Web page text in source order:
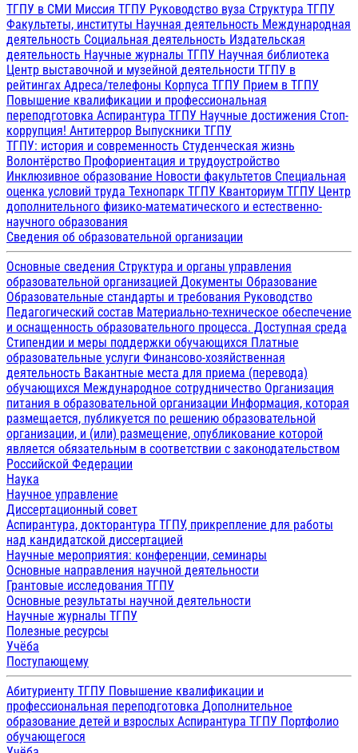
ТГПУ в СМИ Миссия ТГПУ Руководство вуза Структура ТГПУ
Факультеты, институты Научная деятельность Международная
деятельность Социальная деятельность Издательская
деятельность Научные журналы ТГПУ Научная библиотека
Центр выставочной и музейной деятельности ТГПУ в
рейтингах Адреса/телефоны Корпуса ТГПУ Прием в ТГПУ
Повышение квалификации и профессиональная
переподготовка Аспирантура ТГПУ Научные достижения Стоп-
коррупция! Антитеррор Выпускники ТГПУ
ТГПУ: история и современность Студенческая жизнь
Волонтёрство Профориентация и трудоустройство
Инклюзивное образование Новости факультетов Специальная
оценка условий труда Технопарк ТГПУ Кванториум ТГПУ Центр
дополнительного физико-математического и естественно-
научного образования
Сведения об образовательной организации
Основные сведения Структура и органы управления
образовательной организацией Документы Образование
Образовательные стандарты и требования Руководство
Педагогический состав Материально-техническое обеспечение
и оснащенность образовательного процесса. Доступная среда
Стипендии и меры поддержки обучающихся Платные
образовательные услуги Финансово-хозяйственная
деятельность Вакантные места для приема (перевода)
обучающихся Международное сотрудничество Организация
питания в образовательной организации Информация, которая
размещается, публикуется по решению образовательной
организации, и (или) размещение, опубликование которой
является обязательным в соответствии с законодательством
Российской Федерации
Наука
Научное управление
Диссертационный совет
Аспирантура, докторантура ТГПУ, прикрепление для работы
над кандидатской диссертацией
Научные мероприятия: конференции, семинары
Основные направления научной деятельности
Грантовые исследования ТГПУ
Основные результаты научной деятельности
Научные журналы ТГПУ
Полезные ресурсы
Учёба
Поступающему
Абитуриенту ТГПУ Повышение квалификации и
профессиональная переподготовка Дополнительное
образование детей и взрослых Аспирантура ТГПУ Портфолио
обучающегося